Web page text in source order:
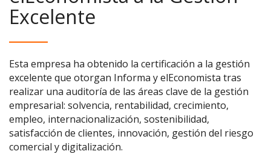
Excelente
Esta empresa ha obtenido la certificación a la gestión
excelente que otorgan Informa y elEconomista tras
realizar una auditoría de las áreas clave de la gestión
empresarial: solvencia, rentabilidad, crecimiento,
empleo, internacionalización, sostenibilidad,
satisfacción de clientes, innovación, gestión del riesgo
comercial y digitalización.